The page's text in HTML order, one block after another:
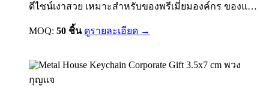
ดีไซน์เงาสวย เหมาะสำหรับของพรีเมี่ยมองค์กร ของแจก
โครงการบ้าน คอนโด โรงแรม และของที่ระลึก สามารถ
ใส่โลโก้แบรนด์ได้
MOQ: 50 ชิ้น ดูรายละเอียด →
พวง
กุญแจ